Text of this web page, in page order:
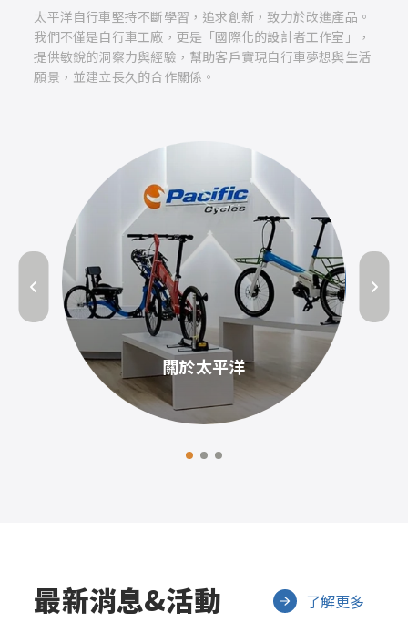
太平洋自行車堅持不斷學習，追求創新，致力於改進產品。
我們不僅是自行車工廠，更是「國際化的設計者工作室」，
提供敏銳的洞察力與經驗，幫助客戶實現自行車夢想與生活
願景，並建立長久的合作關係。
第零區
最新消息&活動 了解更多